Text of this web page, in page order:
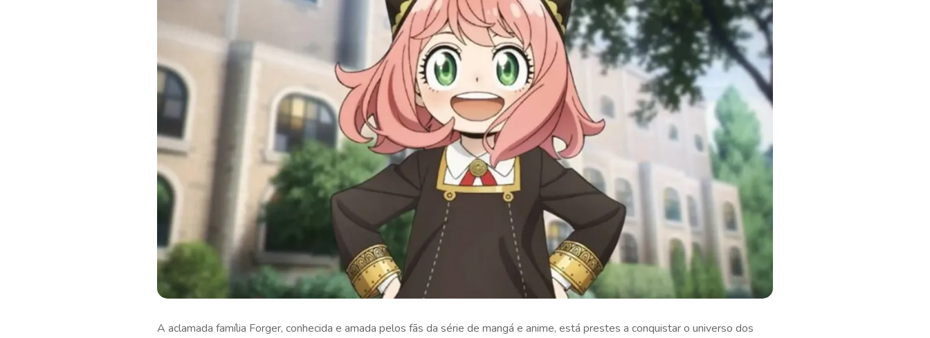
A aclamada família Forger, conhecida e amada pelos fãs da série de mangá e anime, está prestes a conquistar o universo dos